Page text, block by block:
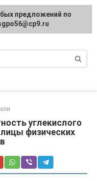
углекислого
физических
предложений по